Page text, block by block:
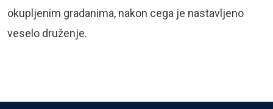
okupljenim gradanima, nakon cega je nastavljeno
veselo druženje.